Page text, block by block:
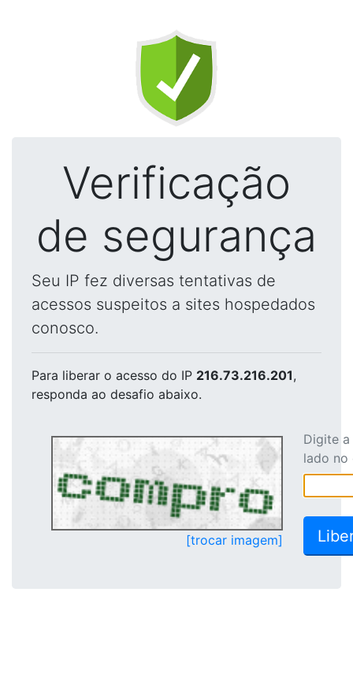
Verificação
de segurança
Seu IP fez diversas tentativas de
acessos suspeitos a sites hospedados
conosco.
Para liberar o acesso do IP 216.73.216.201,
responda ao desafio abaixo.
[trocar imagem]
Digite
lado no